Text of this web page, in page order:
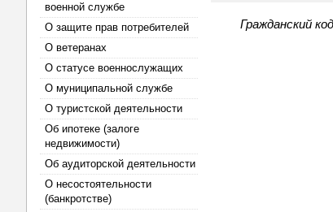
военной службе
О защите прав потребителей
О ветеранах
О статусе военнослужащих
О муниципальной службе
О туристской деятельности
Об ипотеке (залоге
недвижимости)
Об аудиторской деятельности
О несостоятельности
(банкротстве)
Гражданский